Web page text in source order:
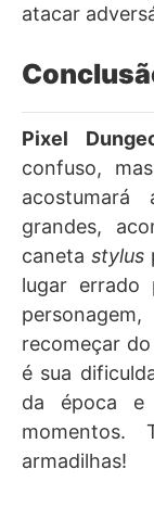
atacar
Pixel
confuso,
grandes,
caneta stylus
lugar errado
recomeçar
é sua
da época e
momentos.
armadilhas!